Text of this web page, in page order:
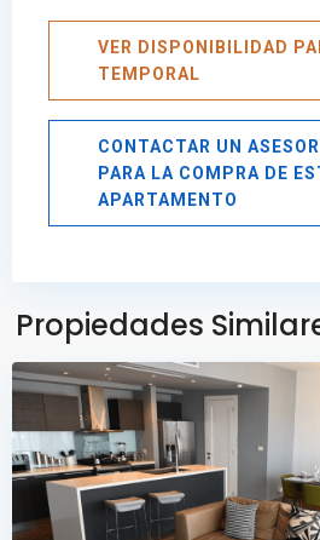
VER DISPONIBILIDAD
TEMPORAL
CONTACTAR UN
PARA LA COMPRA DE
APARTAMENTO
Propiedades
Ciudad
Panama
City